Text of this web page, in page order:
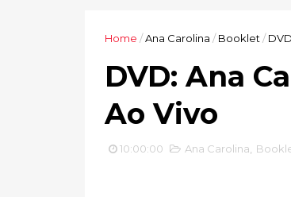
Home /Ana Carolina / Booklet / DVD
DVD: Ana
Ao Vivo
10:00:00 Ana Carolina